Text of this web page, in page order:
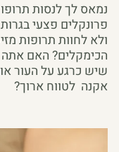
נמאס לך לנסות
פרונקלים פצעי
ולא לחוות תרופות
הכימקלים? האם אתה
שיש כרגע על העור
אקנה לטווח ארוך?